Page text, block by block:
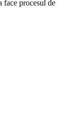
face procesul de